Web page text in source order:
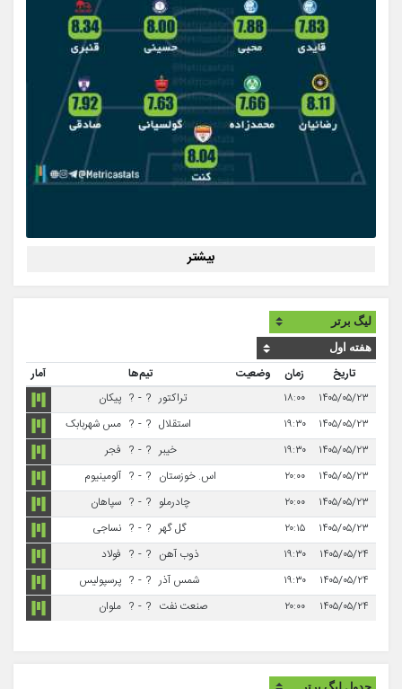
بیشتر
تاریخ زمان وضعیت تیم‌ها
آمار
۱۴۰۵/۰۵/۲۳
۱۸:۰۰ تراکتور ?
-
? پیکان
۱۴۰۵/۰۵/۲۳
۱۹:۳۰ استقلال ?
-
? مس شهربابک
۱۴۰۵/۰۵/۲۳
۱۹:۳۰ خیبر ?
-
? فجر
۱۴۰۵/۰۵/۲۳
۲۰:۰۰ اس. خوزستان ?
-
? آلومینیوم
۱۴۰۵/۰۵/۲۳
۲۰:۰۰ چادرملو ?
-
? سپاهان
۱۴۰۵/۰۵/۲۳
۲۰:۱۵ گل گهر ?
-
? نساجی
۱۴۰۵/۰۵/۲۴
۱۹:۳۰ ذوب آهن ?
-
? فولاد
۱۴۰۵/۰۵/۲۴
۱۹:۳۰ شمس آذر ?
-
? پرسپولیس
۱۴۰۵/۰۵/۲۴
۲۰:۰۰ صنعت نفت ?
-
? ملوان